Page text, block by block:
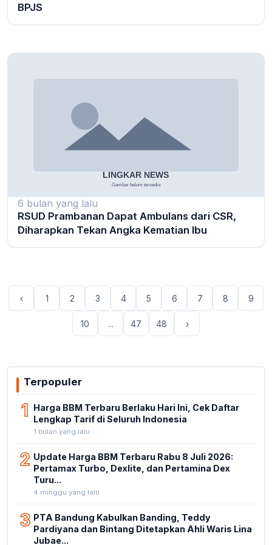
BPJS
6 bulan yang lalu
RSUD Prambanan Dapat Ambulans dari CSR,
Diharapkan Tekan Angka Kematian Ibu
‹ 1 2 3 4 5 6 7 8 9
10 ... 47 48 ›
Terpopuler
1 Harga BBM Terbaru Berlaku Hari Ini, Cek Daftar
Lengkap Tarif di Seluruh Indonesia
1 bulan yang lalu
2 Update Harga BBM Terbaru Rabu 8 Juli 2026:
Pertamax Turbo, Dexlite, dan Pertamina Dex
Turu...
4 minggu yang lalu
3 PTA Bandung Kabulkan Banding, Teddy
Pardiyana dan Bintang Ditetapkan Ahli Waris Lina
Jubae...